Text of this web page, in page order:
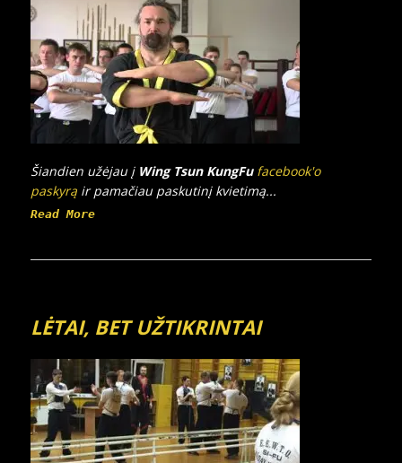
Šiandien užėjau į Wing Tsun KungFu facebook'o
paskyrą ir pamačiau paskutinį kvietimą...
Read More
LĖTAI, BET UŽTIKRINTAI